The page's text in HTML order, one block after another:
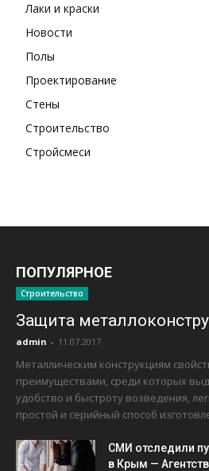
Лаки и краски
Новости
Полы
Проектирование
Стены
Строительство
Стройсмеси
ПОПУЛЯРНОЕ
Строительство
Защита
admin - 11.07.2017
Металлическим конструкциям
преимуществами, среди которых
удобство и быстроту возведения,
простой и серийный способ
СМИ отследили
в Крым —